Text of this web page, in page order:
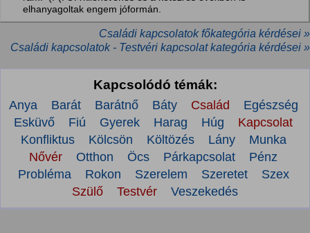
elhanyagoltak engem jóformán.
Családi kapcsolatok főkategória kérdései »
Családi kapcsolatok - Testvéri kapcsolat kategória kérdései »
Kapcsolódó témák:
Anya Barát Barátnő Báty Család
Egészség
Esküvő
Fiú Gyerek Harag Húg
Kapcsolat
Konfliktus
Kölcsön Költözés Lány
Munka
Nővér
Otthon Öcs Párkapcsolat
Pénz
Probléma
Rokon Szerelem Szeretet
Szex
Szülő
Testvér Veszekedés